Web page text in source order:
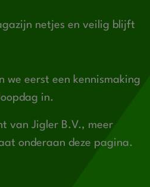
netjes en veilig blijft
we eerst een kennismaking
in.
van Jigler B.V., meer
onderaan deze pagina.